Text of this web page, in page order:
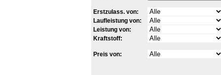
Erstzulass. von:
Laufleistung von:
Leistung von:
Kraftstoff:
Preis von: